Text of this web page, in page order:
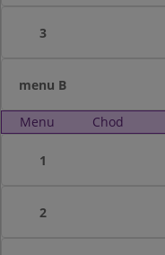
3
menu B
Menu Chod
1
2